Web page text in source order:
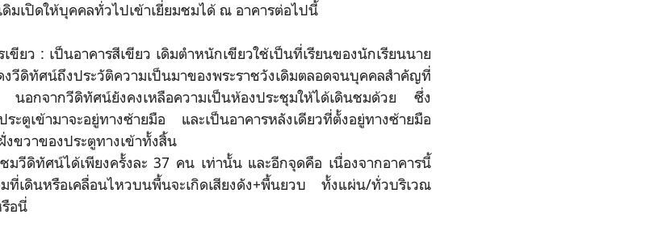
มเปิดให้บุคคลทั่วไปเข้าเยี่ยมชมได้ ณ อาคารต่อไปนี้
ยว : เป็นอาคารสีเขียว เดิมตำหนักเขียวใช้เป็นที่เรียนของนักเรียนนาย
ศน์ถึงประวัติความเป็นมาของพระราชวังเดิมตลอดจนบุคคลสำคัญที่
นอกจากวีดิทัศน์ยังคงเหลือความเป็นห้องประชุมให้ได้เดินชมด้วย ซึ่ง
ตูเข้ามาจะอยู่ทางซ้ายมือ และเป็นอาคารหลังเดียวที่ตั้งอยู่ทางซ้ายมือ
ขวาของประตูทางเข้าทั้งสิ้น
ทัศน์ได้เพียงครั้งละ 37 คน เท่านั้น และอีกจุดคือ เนื่องจากอาคารนี้
ที่เดินหรือเคลื่อนไหวบนพื้นจะเกิดเสียงดัง+พื้นยวบ ทั้งแผ่น/ทั่วบริเวณ
อนี่